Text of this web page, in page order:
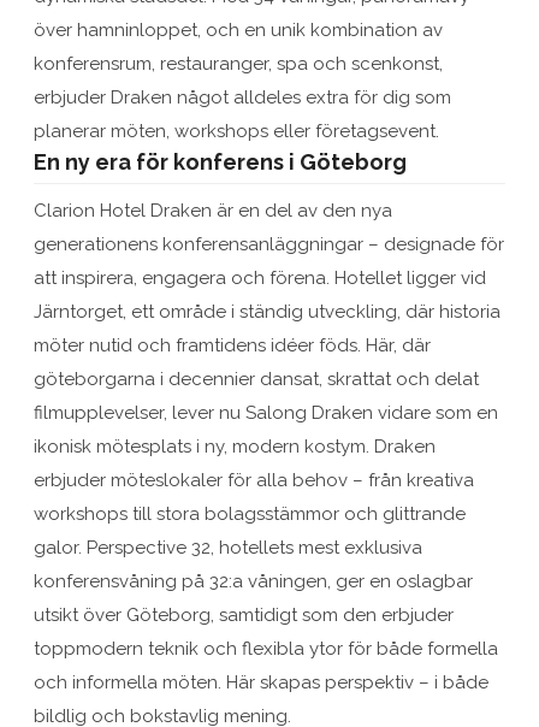
över hamninloppet, och en unik kombination av
konferensrum, restauranger, spa och scenkonst,
erbjuder Draken något alldeles extra för dig som
planerar möten, workshops eller företagsevent.
En ny era för konferens i Göteborg
Clarion Hotel Draken är en del av den nya
generationens konferensanläggningar – designade för
att inspirera, engagera och förena. Hotellet ligger vid
Järntorget, ett område i ständig utveckling, där historia
möter nutid och framtidens idéer föds. Här, där
göteborgarna i decennier dansat, skrattat och delat
filmupplevelser, lever nu Salong Draken vidare som en
ikonisk mötesplats i ny, modern kostym. Draken
erbjuder möteslokaler för alla behov – från kreativa
workshops till stora bolagsstämmor och glittrande
galor. Perspective 32, hotellets mest exklusiva
konferensvåning på 32:a våningen, ger en oslagbar
utsikt över Göteborg, samtidigt som den erbjuder
toppmodern teknik och flexibla ytor för både formella
och informella möten. Här skapas perspektiv – i både
bildlig och bokstavlig mening.